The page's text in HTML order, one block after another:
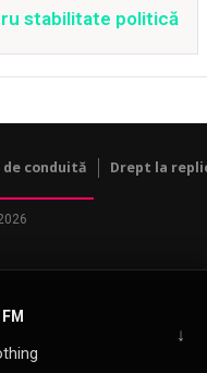
↓
stabilitate politică
de conduită Drept la